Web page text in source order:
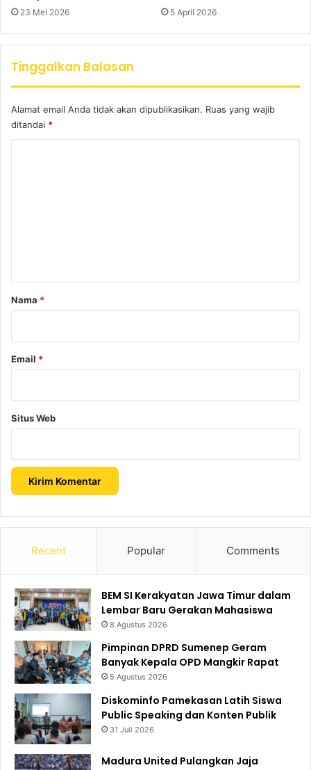
23 Mei 2026 5 April 2026
Tinggalkan Balasan
Alamat email Anda tidak akan dipublikasikan. Ruas yang wajib
ditandai *
rNama *
Email *
Situs Web
Recent Popular Comments
BEM SI Kerakyatan Jawa Timur dalam
Lembar Baru Gerakan Mahasiswa
8 Agustus 2026
Pimpinan DPRD Sumenep Geram
Banyak Kepala OPD Mangkir Rapat
5 Agustus 2026
Diskominfo Pamekasan Latih Siswa
Public Speaking dan Konten Publik
31 Juli 2026
Madura United Pulangkan Jaja